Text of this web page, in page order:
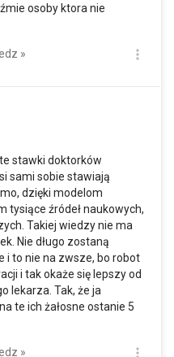
osoby ktora nie
»
stawki doktorków
sami sobie stawiają
dzięki modelom
tysiące źródeł naukowych,
Takiej wiedzy nie ma
Nie długo zostaną
i to nie na zwsze, bo robot
i tak okaże się lepszy od
lekarza. Tak, że ja
te ich żałosne ostanie 5
»